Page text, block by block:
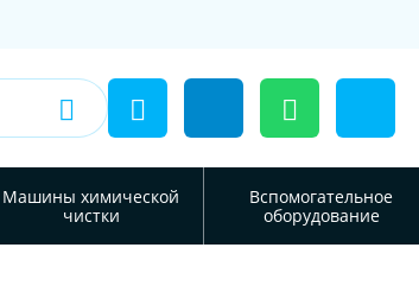
Машины химической
чистки
Вспомогательное
оборудование